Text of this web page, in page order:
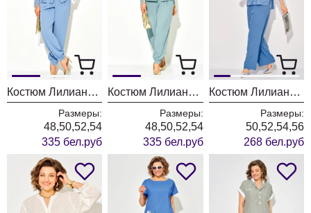
Костюм Лилиана 1553 голубой
Размеры:
48,50,52,54
335 бел.руб
Костюм Лилиана 1553 полынь
Размеры:
48,50,52,54
335 бел.руб
Костюм Лилиана 1552 василек
Размеры:
50,52,54,56
268 бел.руб